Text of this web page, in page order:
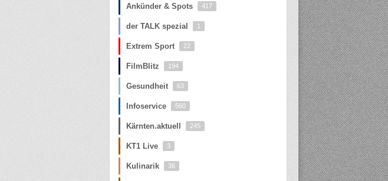
Ankünder & Spots 417
der TALK spezial 1
Extrem Sport 22
FilmBlitz 194
Gesundheit 63
Infoservice 560
Kärnten.aktuell 245
KT1 Live 3
Kulinarik 36